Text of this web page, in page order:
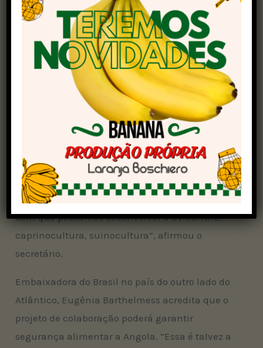
em ampliar a área do cereal, assim como as de
trigo, soja e arroz. “Acreditamos que pode haver
um salto muito rápido na produção desses
grãos. Empresários [brasileiros] podem fazer
parcerias, e têm bastante conhecimento sobre
como aumentar a produção nessas fileiras”,
disse o secretário de Agricultura e Pecuária de
Angola, Castro Camarada.
“Precisamos, depois da produção de grãos,
impulsionar toda a cadeia de proteína animal.
Alimentar a indústria de ração que vai fazer
com que possamos desenvolver a avicultura,
caprinocultura, suinocultura”, afirmou o
secretário.
Embaixadora do Brasil no país do outro lado do
Atlântico, Eugênia Barthelmess acredita que o
projeto de colaboração poderá garantir
segurança alimentar a Angola. “Essa é talvez a